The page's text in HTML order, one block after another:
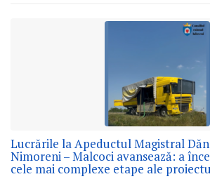
Lucrările la Apeductul Magistral
Nimoreni – Malcoci avansează: a
cele mai complexe etape ale